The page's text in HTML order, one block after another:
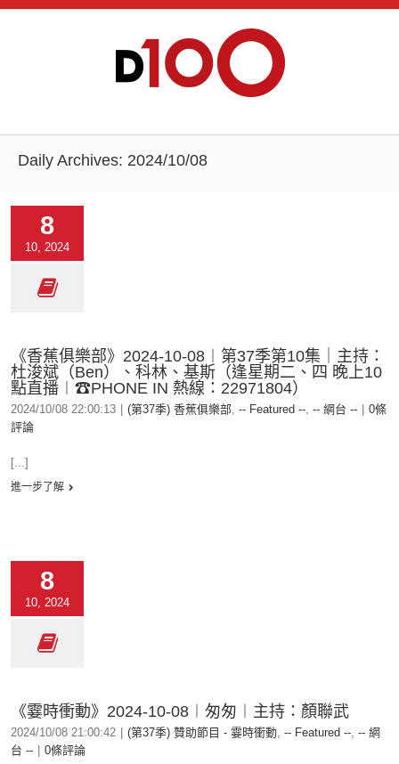
Daily Archives: 2024/10/08
8
10, 2024
《香蕉俱樂部》2024-10-08︱第37季第10集｜主持：
杜浚斌（Ben）、科林、基斯（逢星期二、四 晚上10
點直播︱☎PHONE IN 熱線：22971804）
2024/10/08 22:00:13 (第37季) 香蕉俱樂部, -- Featured --, -- 網台 --
0條
評論
[...]
進一步了解
8
10, 2024
《霎時衝動》2024-10-08︱匆匆︱主持：顏聯武
2024/10/08 21:00:42 (第37季) 贊助節目 - 霎時衝動, -- Featured --, -- 網
台 --
0條評論